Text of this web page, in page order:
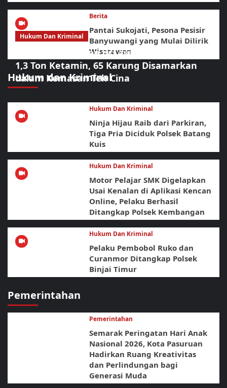
Berita
Pantai Sukojati, Pesona Pesisir
Banyuwangi yang Mulai Dilirik
Wisatawan
Hukum dan Kriminal
Hukum Dan Kriminal
Operasi Gabungan di Laut Bintan Bongkar
1,3 Ton Ketamin, 65 Karung Disamarkan
dalam Kemasan Teh Cina
Hukum Dan Kriminal
Ninja Hijau Raib dari Parkiran,
Tiga Pria Diciduk Polsek Batang
Kuis
Hukum Dan Kriminal
Motor Pelajar SMK Digelapkan
Usai Kenalan di Aplikasi Kencan
Online, Pelaku Berhasil
Ditangkap Polsek Kembangan
Hukum Dan Kriminal
Pelaku Pembobol Ruko dan
Curanmor Ditangkap Polsek
Binjai Timur
Pemerintahan
Pemerintahan
Semarak Peringatan Hari Anak
Nasional 2026, Kota Pasuruan
Hadirkan Ruang Kreativitas
dan Perlindungan bagi
Generasi Muda